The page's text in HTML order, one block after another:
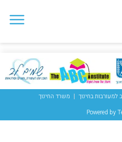
למעורבות בחינוך
משרד החינוך
Powered by